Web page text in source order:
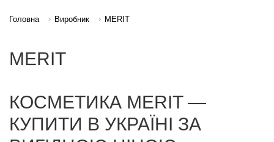
Головна Виробник MERIT
MERIT
КОСМЕТИКА MERIT —
КУПИТИ В УКРАЇНІ ЗА